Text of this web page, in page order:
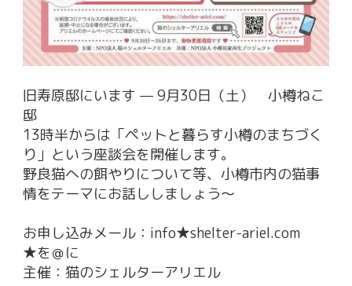
旧寿原邸にいます — 9月30日（土） 小樽ねこ
邸
13時半からは「ペットと暮らす小樽のまちづく
り」という座談会を開催します。
野良猫への餌やりについて等、小樽市内の猫事
情をテーマにお話ししましょう〜
お申し込みメール：info★shelter-ariel.com
★を＠に
主催：猫のシェルターアリエル